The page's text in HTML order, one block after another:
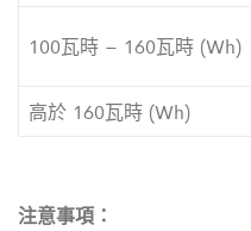
100瓦時 – 160瓦時 (Wh)
高於 160瓦時 (Wh)
注意事項：